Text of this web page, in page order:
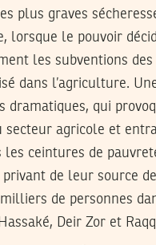
plus graves
lorsque le pouvoir
les subventions
dans l’agriculture.
dramatiques, qui
secteur agricole et
les ceintures de
de leur source
de personnes
Deir Zor et